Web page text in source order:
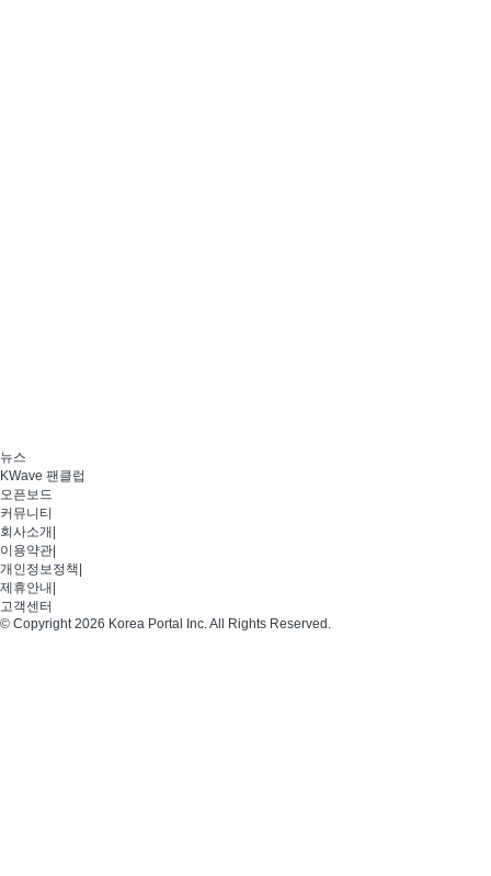
뉴스
KWave 팬클럽
오픈보드
커뮤니티
회사소개
이용약관
개인정보정책
제휴안내
고객센터
© Copyright 2026 Korea Portal Inc. All Rights Reserved.